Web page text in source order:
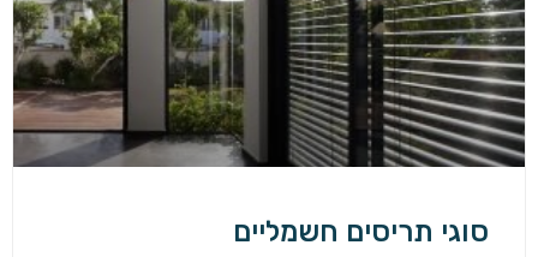
סוגי תריסים חשמליים